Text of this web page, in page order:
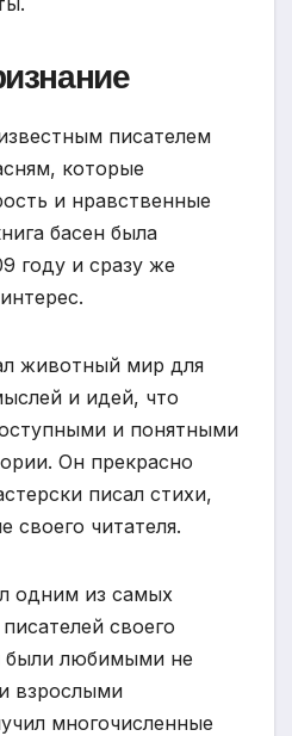
писателем
которые
и нравственные
басен была
году и сразу же
животный мир для
и идей, что
и понятными
Он прекрасно
писал стихи,
своего читателя.
одним из самых
своего
были любимыми не
взрослыми
многочисленные